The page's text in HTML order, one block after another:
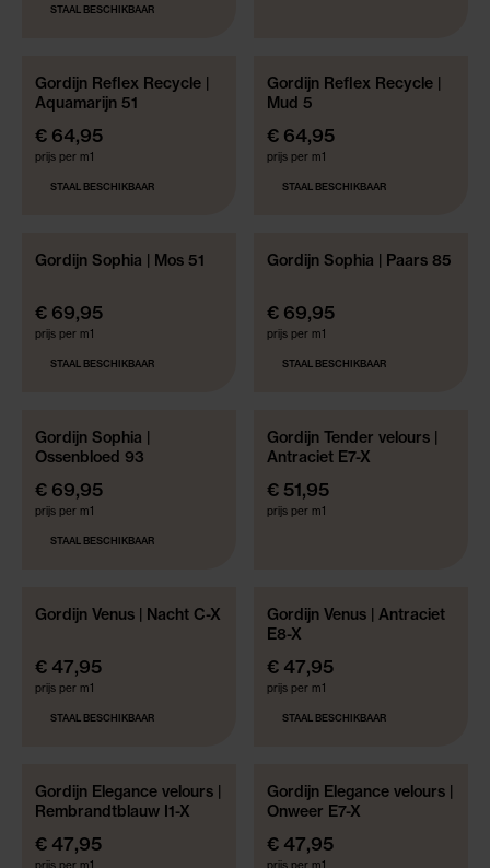
STAAL BESCHIKBAAR
GERECYCLEDE MATERIALEN
Gordijn Reflex Recycle |
Aquamarijn 51
€ 64,95
prijs per m1
STAAL BESCHIKBAAR
GERECYCLEDE MATERIALEN
Gordijn Reflex Recycle |
Mud 5
€ 64,95
prijs per m1
STAAL BESCHIKBAAR
GRATIS GEMAAKT!*
Gordijn Sophia | Mos 51
€ 69,95
prijs per m1
STAAL BESCHIKBAAR
GRATIS GEMAAKT!*
Gordijn Sophia | Paars 85
€ 69,95
prijs per m1
STAAL BESCHIKBAAR
GRATIS GEMAAKT!*
Gordijn Sophia |
Ossenbloed 93
€ 69,95
prijs per m1
STAAL BESCHIKBAAR
GRATIS GEMAAKT!*
Gordijn Tender velours |
Antraciet E7-X
€ 51,95
prijs per m1
GERECYCLEDE MATERIALEN
Gordijn Venus | Nacht C-X
€ 47,95
prijs per m1
STAAL BESCHIKBAAR
GERECYCLEDE MATERIALEN
Gordijn Venus | Antraciet
E8-X
€ 47,95
prijs per m1
STAAL BESCHIKBAAR
GRATIS GEMAAKT!*
Gordijn Elegance velours |
Rembrandtblauw I1-X
€ 47,95
GRATIS GEMAAKT!*
Gordijn Elegance velours |
Onweer E7-X
€ 47,95